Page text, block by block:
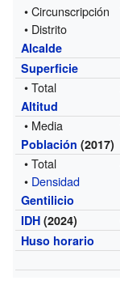
• Circunscripción
• Distrito
Alcalde
Superficie
• Total
Altitud
• Media
Población (2017)
• Total
• Densidad
Gentilicio
IDH (2024)
Huso horario